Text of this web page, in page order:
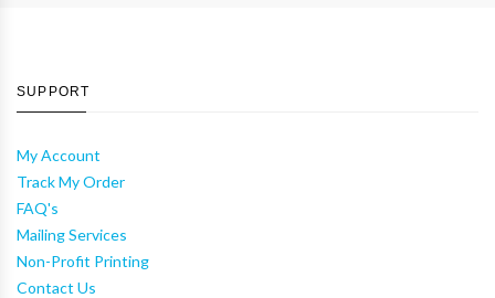
SUPPORT
My Account
Track My Order
FAQ's
Mailing Services
Non-Profit Printing
Contact Us